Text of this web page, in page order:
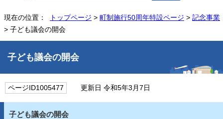
現在の位置： トップページ > 町制施行50周年特設ページ > 記念事業
> 子ども議会の開会
子ども議会の開会
ページID1005477 更新日 令和5年3月7日
子ども議会の開会